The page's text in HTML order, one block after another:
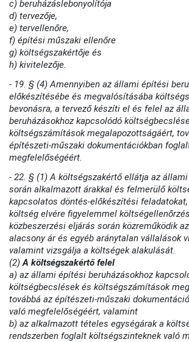
c) beruházáslebonyolítója
d) tervezője,
e) tervellenőre,
f) építési műszaki ellenőre
g) költségszakértője és
h) kivitelezője.
- 19. § (4) Amennyiben az állami építési
előkészítésébe és megvalósításába
bevonásra, a tervező készíti el és felel az
beruházásokhoz kapcsolódó
költségszámítások megalapozottságáért,
építészeti-műszaki dokumentációkban
megfelelőségéért.
- 22. § (1) A költségszakértő ellátja az
során alkalmazott árakkal és felmerülő
kapcsolatos döntés-előkészítési
költség elvére figyelemmel
közbeszerzési eljárás során közreműködik
alacsony ár és egyéb aránytalan vállalások
valamint vizsgálja a költségek alakulását.
(2)A költségszakértő felel
a) az állami építési beruházásokhoz
költségbecslések és költségszámítások
továbbá az építészeti-műszaki
való megfelelőségéért, valamint
b) az alkalmazott tételes egységárak a
rendszerben foglalt költségszinteknek való